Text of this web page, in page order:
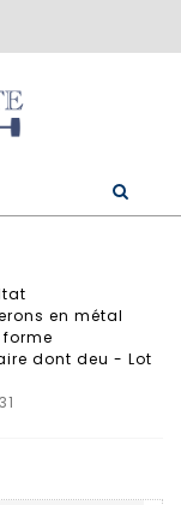
en métal
dont deu - Lot